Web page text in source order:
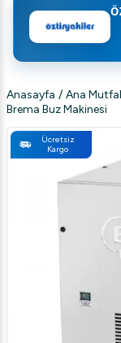
Anasayfa / Ana
Brema Buz Makinesi
Ücretsiz
Kargo